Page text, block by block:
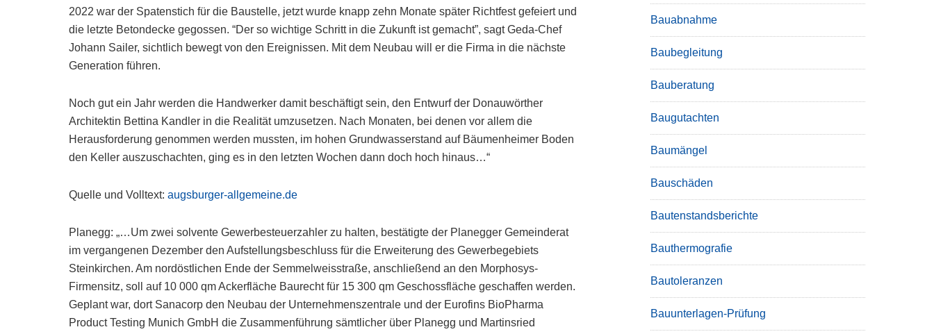
2022 war der Spatenstich für die Baustelle, jetzt wurde knapp zehn Monate später Richtfest gefeiert und
die letzte Betondecke gegossen. “Der so wichtige Schritt in die Zukunft ist gemacht”, sagt Geda-Chef
Johann Sailer, sichtlich bewegt von den Ereignissen. Mit dem Neubau will er die Firma in die nächste
Generation führen.
Noch gut ein Jahr werden die Handwerker damit beschäftigt sein, den Entwurf der Donauwörther
Architektin Bettina Kandler in die Realität umzusetzen. Nach Monaten, bei denen vor allem die
Herausforderung genommen werden mussten, im hohen Grundwasserstand auf Bäumenheimer Boden
den Keller auszuschachten, ging es in den letzten Wochen dann doch hoch hinaus…“
Quelle und Volltext:augsburger-allgemeine.de
Planegg: „…Um zwei solvente Gewerbesteuerzahler zu halten, bestätigte der Planegger Gemeinderat
im vergangenen Dezember den Aufstellungsbeschluss für die Erweiterung des Gewerbegebiets
Steinkirchen. Am nordöstlichen Ende der Semmelweisstraße, anschließend an den Morphosys-
Firmensitz, soll auf 10 000 qm Ackerfläche Baurecht für 15 300 qm Geschossfläche geschaffen werden.
Geplant war, dort Sanacorp den Neubau der Unternehmenszentrale und der Eurofins BioPharma
Product Testing Munich GmbH die Zusammenführung sämtlicher über Planegg und Martinsried
Bauabnahme
Baubegleitung
Bauberatung
Baugutachten
Baumängel
Bauschäden
Bautenstandsberichte
Bauthermografie
Bautoleranzen
Bauunterlagen-Prüfung